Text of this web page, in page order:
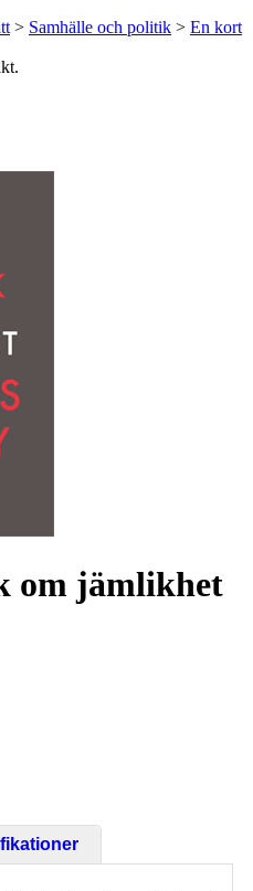
> Samhälle och politik > En kort
om jämlikhet